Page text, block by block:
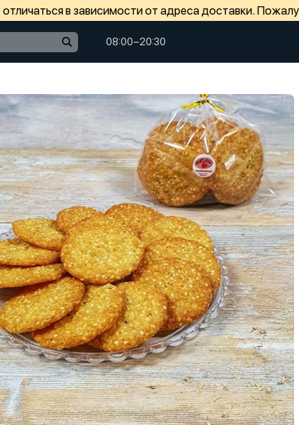
в зависимости от адреса доставки.
08:00−20:30